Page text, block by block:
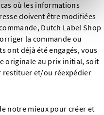
cas où les informations
doivent être modifiées
Dutch Label Shop
la commande ou
ont déjà été engagés, vous
originale au prix initial, soit
restituer et/ou réexpédier
notre mieux pour créer et